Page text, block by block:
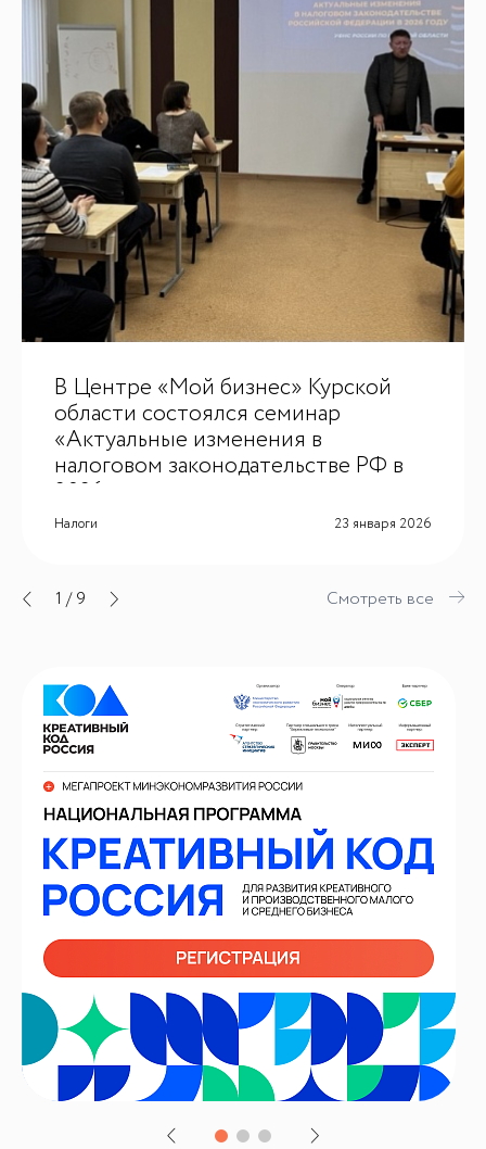
В Центре «Мой бизнес» Курской
области состоялся семинар
«Актуальные изменения в
налоговом законодательстве РФ в
2026 году»
Налоги 23 января 2026
1 /9 Смотреть все
ИИ-консультант
Маркетплейсы и регуляторика